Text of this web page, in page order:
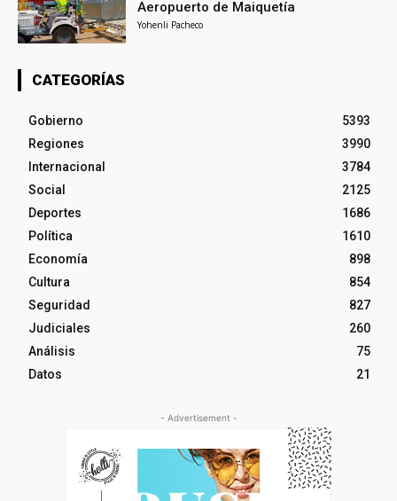
Aeropuerto de Maiquetía
Yohenli Pacheco
CATEGORÍAS
Gobierno
5393
Regiones
3990
Internacional
3784
Social
2125
Deportes
1686
Política
1610
Economía
898
Cultura
854
Seguridad
827
Judiciales
260
Análisis
75
Datos
21
- Advertisement -